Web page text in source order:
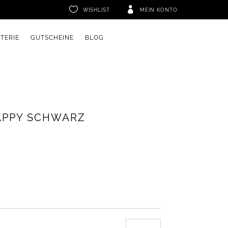
 WISHLIST  MEIN KONTO
GUTSCHEINE BLOG
SCHWARZ